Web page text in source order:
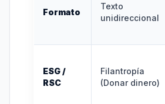
Formato
Texto
unidireccional
ESG /
RSC
Filantropía
(Donar dinero)